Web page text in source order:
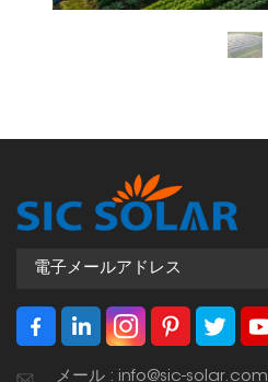
メール : info@sic-solar.com